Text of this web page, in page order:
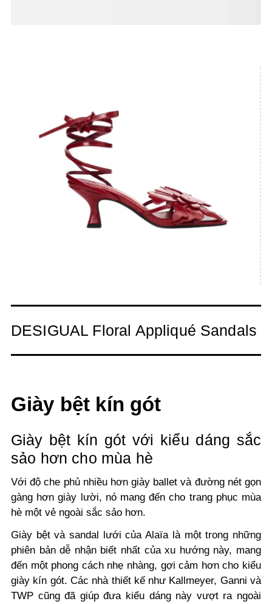
DESIGUAL Floral Appliqué Sandals
Giày bệt kín gót
Giày bệt kín gót với kiểu dáng sắc
sảo hơn cho mùa hè
Với độ che phủ nhiều hơn giày ballet và đường nét gọn
gàng hơn giày lười, nó mang đến cho trang phục mùa
hè một vẻ ngoài sắc sảo hơn.
Giày bệt và sandal lưới của Alaïa là một trong những
phiên bản dễ nhận biết nhất của xu hướng này, mang
đến một phong cách nhẹ nhàng, gợi cảm hơn cho kiểu
giày kín gót. Các nhà thiết kế như Kallmeyer, Ganni và
TWP cũng đã giúp đưa kiểu dáng này vượt ra ngoài